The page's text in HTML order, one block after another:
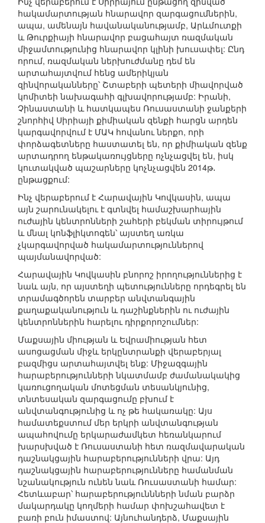
հակամարտության հնարավոր զարգացումներին,
ապա, ամենայն հավանականությամբ, Արևմուտքի
և Թուրքիայի հնարավոր բացահայտ ռազմական
միջամտությունից հնարավոր կլինի խուսափել: Ընդ
որում, ռազմական ներխուժմանը դեմ են
արտահայտվում հենց ամերիկյան
զինվորականները՝ Շտաբերի պետերի միավորված
կոմիտեի նախագահի գլխավորությամբ: Իրանի,
Չինաստանի և հատկապես Ռուսաստանի ջանքերի
շնորհիվ Սիրիայի քիմիական զենքի հարցն արդեն
կարգավորվում է ՄԱԿ հովանու ներքո, որի
փորձագետները հաստատել են, որ քիմիական զենք
արտադրող ենթակառույցները ոչնչացվել են, իսկ
կուտակված պաշարները կոչնչացվեն 2014թ․
ընթացքում:
Ինչ վերաբերում է Հարավային Կովկասին, ապա
այն շարունակելու է գտնվել համաշխարհային
ուժային կենտրոնների շահերի բեկման տիրույթում
և մնալ կոնֆլիկտոգեն՝ այստեղ առկա
չկարգավորված հակամարտություններով
պայմանավորված:
Հարավային Կովկասին բնորոշ իրողություններից է
նաև այն, որ այստեղի պետությունները որդեգրել են
տրամագծորեն տարբեր անվտանգային
քաղաքականություն և դաշինքներին ու ուժային
կենտրոններին հարելու դիրքորոշումներ:
Մաքսային միության և Եվրամիության հետ
ասոցացման միջև երկընտրանքի վերաբերյալ
բազմիցս արտահայտվել ենք: Միջազգային
հարաբերությունների նկատմամբ ժամանակակից
կառուցողական մոտեցման տեսանկյունից,
տնտեսական զարգացումը բխում է
անվտանգությունից և ոչ թե հակառակը: Այս
համատեքստում մեր երկրի անվտանգության
ապահովումը երկարաժամկետ հեռանկարում
խարսխված է Ռուսաստանի հետ ռազմավարական
դաշնակցային հարաբերությունների վրա: Այդ
դաշնակցային հարաբերությունները համանման
նշանակություն ունեն նաև Ռուսաստանի համար:
Հետևաբար՝ հարաբերություննների նման բարձր
մակարդակը կողմերի համար փոխշահավետ է
բառի բուն իմաստով: Այնուհանդերձ, Մաքսային